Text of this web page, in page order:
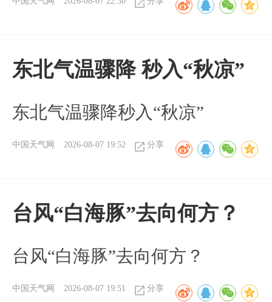
东北气温骤降 秒入“秋凉”
东北气温骤降秒入“秋凉”
中国天气网 2026-08-07 19:52 分享
台风“白海豚”去向何方？
台风“白海豚”去向何方？
中国天气网 2026-08-07 19:51 分享